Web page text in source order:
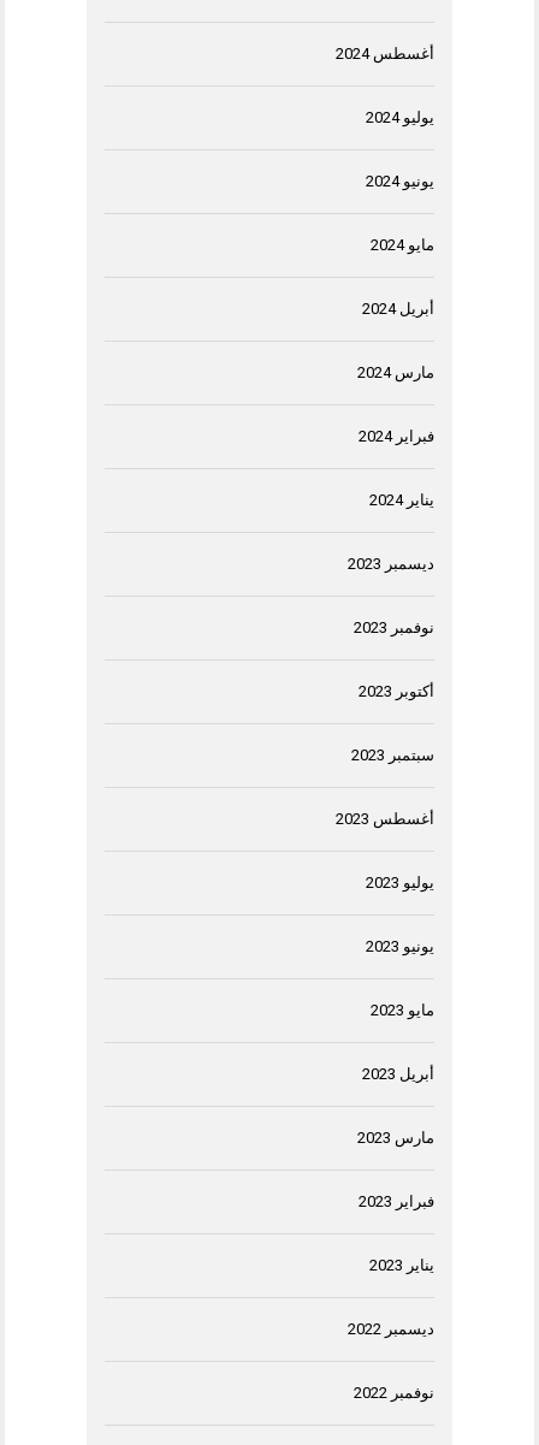
أغسطس 2024
يوليو 2024
يونيو 2024
مايو 2024
أبريل 2024
مارس 2024
فبراير 2024
يناير 2024
ديسمبر 2023
نوفمبر 2023
أكتوبر 2023
سبتمبر 2023
أغسطس 2023
يوليو 2023
يونيو 2023
مايو 2023
أبريل 2023
مارس 2023
فبراير 2023
يناير 2023
ديسمبر 2022
نوفمبر 2022